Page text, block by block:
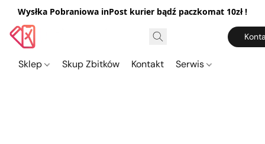
Wysłka Pobraniowa inPost kurier bądź paczkomat 10zł !
Sklep Skup Zbitków Kontakt Serwis